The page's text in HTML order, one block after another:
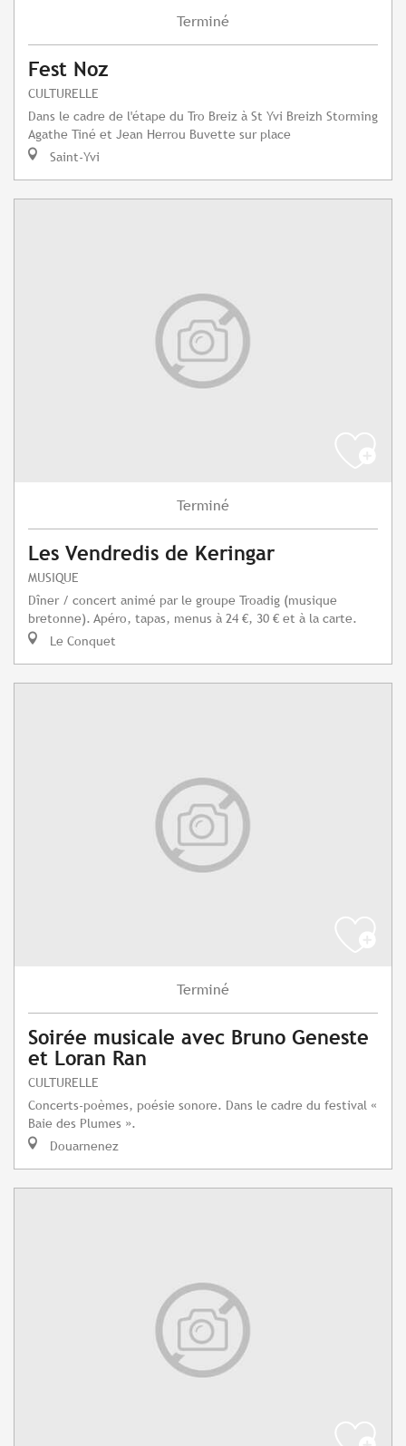
Terminé
Fest Noz
CULTURELLE
Dans le cadre de l'étape du Tro Breiz à St Yvi Breizh Storming
Agathe Tiné et Jean Herrou Buvette sur place
Saint-Yvi
Terminé
Les Vendredis de Keringar
MUSIQUE
Dîner / concert animé par le groupe Troadig (musique
bretonne). Apéro, tapas, menus à 24 €, 30 € et à la carte.
Le Conquet
Terminé
Soirée musicale avec Bruno Geneste
et Loran Ran
CULTURELLE
Concerts-poèmes, poésie sonore. Dans le cadre du festival «
Baie des Plumes ».
Douarnenez